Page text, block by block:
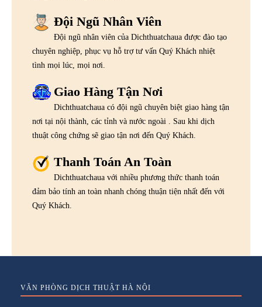
Đội Ngũ Nhân Viên
Đội ngũ nhân viên của Dichthuatchaua được đào tạo
chuyên nghiệp, phục vụ hỗ trợ tư vấn Quý Khách nhiệt
tình mọi lúc, mọi nơi.
Giao Hàng Tận Nơi
Dichthuatchaua có đội ngũ chuyên biệt giao hàng tận
nơi tại nội thành, các tỉnh và nước ngoài . Sau khi dịch
thuật công chứng sẽ giao tận nơi đến Quý Khách.
Thanh Toán An Toàn
Dichthuatchaua với nhiều phương thức thanh toán
đảm bảo tính an toàn nhanh chóng thuận tiện nhất đến với
Quý Khách.
VĂN PHÒNG DỊCH THUẬT HÀ NỘI